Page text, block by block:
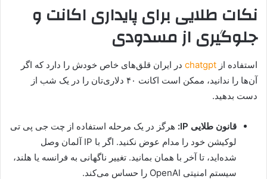
نکات طلایی برای پایداری اکانت و
جلوگیری از مسدودی
استفاده از chatgpt در ایران قلق‌های خاص خودش را دارد که اگر
آن‌ها را ندانید، ممکن است اکانت ۴۰ دلاری‌تان را در یک شب از
دست بدهید.
قانون طلایی IP:
هرگز در یک مرحله استفاده از چت جی پی تی
لوکیشن خود را مدام عوض نکنید. اگر با IP آلمان وصل
شده‌اید، تا آخر با همان بمانید. تغییر ناگهانی به فرانسه یا هلند،
سیستم امنیتی OpenAI را حساس می‌کند.